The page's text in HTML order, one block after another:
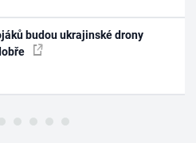
budou ukrajinské drony